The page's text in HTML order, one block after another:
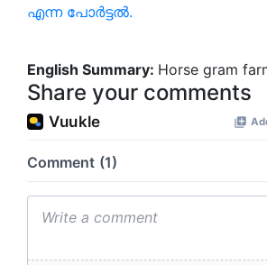
എന്ന പോര്‍ട്ടൽ.
English Summary: Horse gram
Share your comments